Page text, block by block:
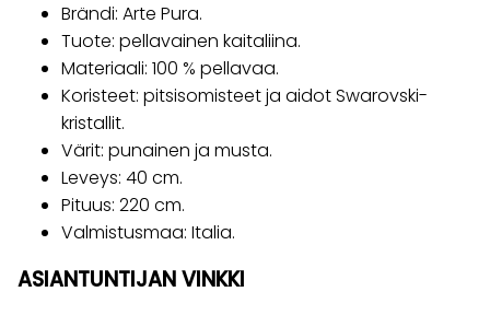
Brändi: Arte Pura.
Tuote: pellavainen kaitaliina.
Materiaali: 100 % pellavaa.
Koristeet: pitsisomisteet ja aidot Swarovski-
kristallit.
Värit: punainen ja musta.
Leveys: 40 cm.
Pituus: 220 cm.
Valmistusmaa: Italia.
ASIANTUNTIJAN VINKKI